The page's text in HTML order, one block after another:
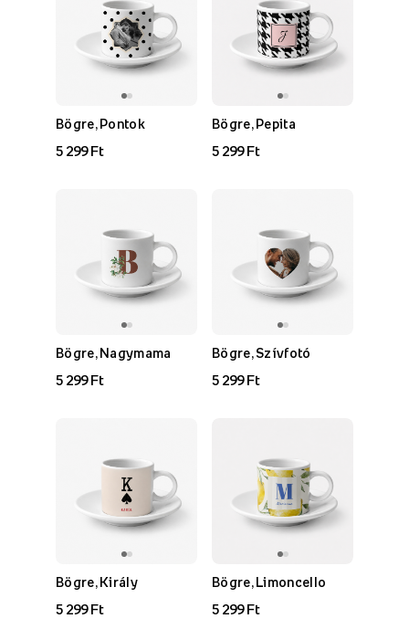
Bögre, Pontok
5 299 Ft
Bögre, Pepita
5 299 Ft
Bögre, Nagymama
5 299 Ft
Bögre, Szívfotó
5 299 Ft
Bögre, Király
5 299 Ft
Bögre, Limoncello
5 299 Ft